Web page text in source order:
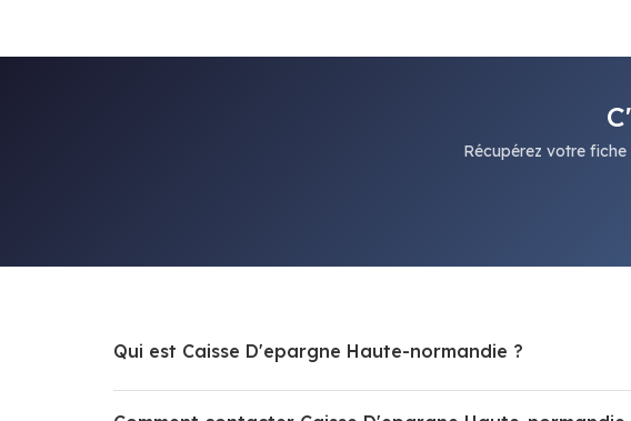
Récupérez votre
Qui est Caisse D'epargne Haute-normandie ?